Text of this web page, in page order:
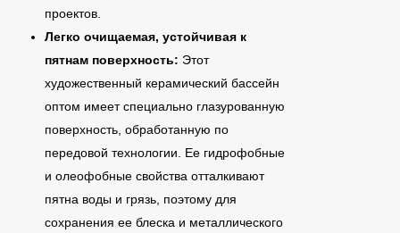
проектов.
Легко очищаемая, устойчивая к
пятнам поверхность: Этот
художественный керамический бассейн
оптом имеет специально глазурованную
поверхность, обработанную по
передовой технологии. Ее гидрофобные
и олеофобные свойства отталкивают
пятна воды и грязь, поэтому для
сохранения ее блеска и металлического